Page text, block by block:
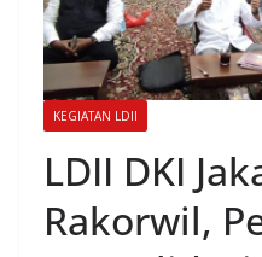
KEGIATAN LDII
LDII DKI
Rakorwil,